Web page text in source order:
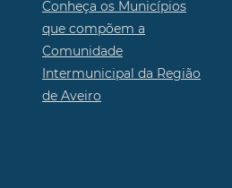
Conheça os Municípios
que compõem a
Comunidade
Intermunicipal da Região
de Aveiro